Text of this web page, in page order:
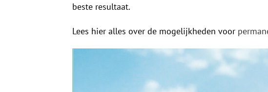
beste resultaat.
Lees hier alles over de mogelijkheden voor